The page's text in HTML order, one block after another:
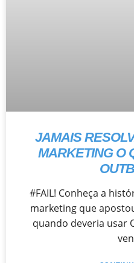
JAMAIS
MARKETING O
#FAIL! Conheça a
marketing que
quando deveria usar